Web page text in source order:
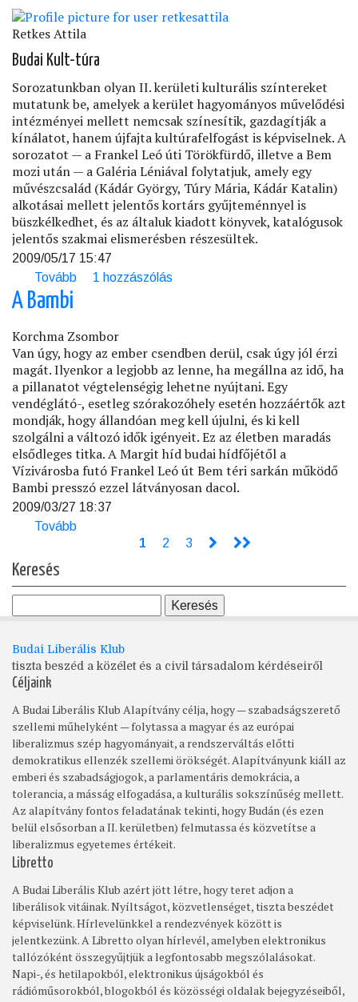
történet?)
Retkes Attila
Budai Kult-túra
Sorozatunkban olyan II. kerületi kulturális színtereket
mutatunk be, amelyek a kerület hagyományos művelődési
intézményei mellett nemcsak színesítik, gazdagítják a
kínálatot, hanem újfajta kultúrafelfogást is képviselnek. A
sorozatot — a Frankel Leó úti Törökfürdő, illetve a Bem
mozi után — a Galéria Léniával folytatjuk, amely egy
művészcsalád (Kádár György, Túry Mária, Kádár Katalin)
alkotásai mellett jelentős kortárs gyűjteménnyel is
büszkélkedhet, és az általuk kiadott könyvek, katalógusok
jelentős szakmai elismerésben részesültek.
2009/05/17 15:47
Tovább
(Galéria
1 hozzászólás
A Bambi
Korchma Zsombor
Van úgy, hogy az ember csendben derül, csak úgy jól érzi
magát. Ilyenkor a legjobb az lenne, ha megállna az idő, ha
a pillanatot végtelenségig lehetne nyújtani. Egy
vendéglátó-, esetleg szórakozóhely esetén hozzáértők azt
mondják, hogy állandóan meg kell újulni, és ki kell
szolgálni a változó idők igényeit. Ez az életben maradás
elsődleges titka. A Margit híd budai hídfőjétől a
Vízivárosba futó Frankel Leó út Bem téri sarkán működő
Bambi presszó ezzel látványosan dacol.
2009/03/27 18:37
Tovább
Jelenlegi
1 Page
2 Page
3 > >>
Keresés
Budai Liberális Klub
tiszta beszéd a közélet és a civil társadalom kérdéseiről
Céljaink
A Budai Liberális Klub Alapítvány célja, hogy — szabadságszerető
szellemi műhelyként — folytassa a magyar és az európai
liberalizmus szép hagyományait, a rendszerváltás előtti
demokratikus ellenzék szellemi örökségét. Alapítványunk kiáll az
emberi és szabadságjogok, a parlamentáris demokrácia, a
tolerancia, a másság elfogadása, a kulturális sokszínűség mellett.
Az alapítvány fontos feladatának tekinti, hogy Budán (és ezen
belül elsősorban a II. kerületben) felmutassa és közvetítse a
liberalizmus egyetemes értékeit.
Libretto
A Budai Liberális Klub azért jött létre, hogy teret adjon a
liberálisok vitáinak. Nyíltságot, közvetlenséget, tiszta beszédet
képviselünk. Hírlevelünkkel a rendezvények között is
jelentkezünk. A Libretto olyan hírlevél, amelyben elektronikus
tallózóként összegyűjtjük a legfontosabb megszólalásokat.
Napi-, és hetilapokból, elektronikus újságokból és
rádióműsorokból, blogokból és közösségi oldalak bejegyzéseiből,